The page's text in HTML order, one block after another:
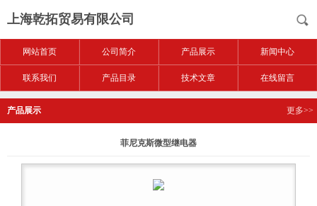
上海乾拓贸易有限公司
网站首页 公司简介 产品展示 新闻中心
联系我们 产品目录 技术文章 在线留言
产品展示 更多>>
菲尼克斯微型继电器